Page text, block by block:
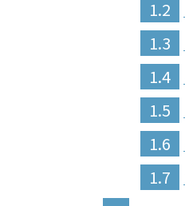
1.2
1.3
1.4
1.5
1.6
1.7